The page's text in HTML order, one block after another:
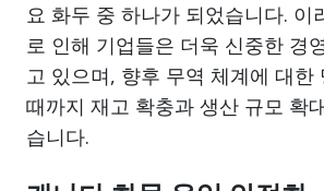
요 화두 중 하나가 되었습니다. 이
로 인해 기업들은 더욱 신중한 경
고 있으며, 향후 무역 체계에 대한
때까지 재고 확충과 생산 규모 확
습니다.